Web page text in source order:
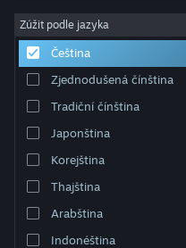
Informace
Podpora
Změnit jazyk
Mobilní aplikace služby Steam
Desktopová verze stránky
Zúžit podle jazyka
Čeština
Zjednodušená čínština
Tradiční čínština
Japonština
Korejština
Thajština
Arabština
Indonéština
Seřadit podle
Vašemu zadání odpovídá 0
předvoleb vyloučeno z výsledků